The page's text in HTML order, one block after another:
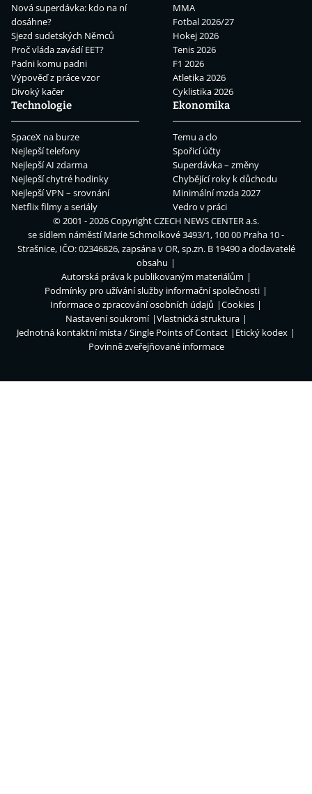
Nová superdávka: kdo na ní
dosáhne?
Sjezd sudetských Němců
Proč vláda zavádí EET?
Padni komu padni
Výpověď z práce vzor
Divoký kačer
MMA
Fotbal 2026/27
Hokej 2026
Tenis 2026
F1 2026
Atletika 2026
Cyklistika 2026
Technologie
SpaceX na burze
Nejlepší telefony
Nejlepší AI zdarma
Nejlepší chytré hodinky
Nejlepší VPN – srovnání
Netflix filmy a seriály
Ekonomika
Temu a clo
Spořicí účty
Superdávka – změny
Chybějící roky k důchodu
Minimální mzda 2027
Vedro v práci
© 2001 - 2026 CopyrightCZECH NEWS CENTER a.s.
se sídlem náměstí Marie Schmolkové 3493/1, 100 00 Praha 10 -
Strašnice, IČO: 02346826, zapsána v OR, sp.zn. B 19490 a dodavatelé
obsahu
Autorská práva k publikovaným materiálům
Podmínky pro užívání služby informační společnosti
Informace o zpracování osobních údajů
Cookies
Nastavení soukromí
Vlastnická struktura
Jednotná kontaktní místa / Single Points of Contact
Etický kodex
Povinně zveřejňované informace